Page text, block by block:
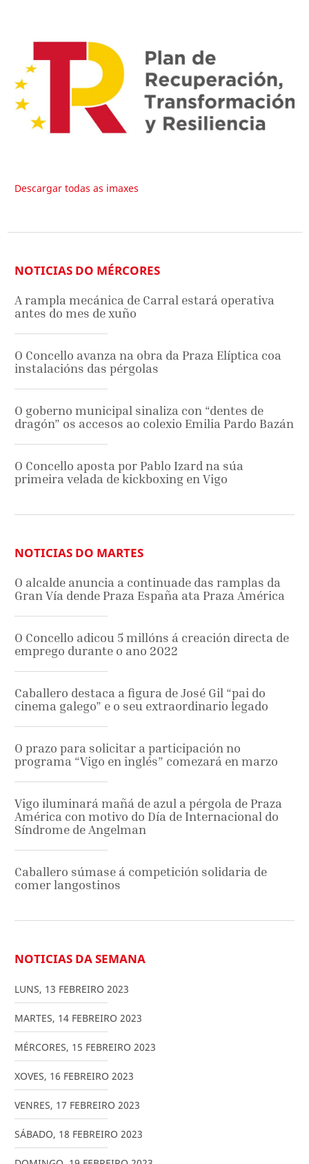
Descargar todas as imaxes
NOTICIAS DO MÉRCORES
A rampla mecánica de Carral estará operativa
antes do mes de xuño
O Concello avanza na obra da Praza Elíptica coa
instalacións das pérgolas
O goberno municipal sinaliza con “dentes de
dragón” os accesos ao colexio Emilia Pardo Bazán
O Concello aposta por Pablo Izard na súa
primeira velada de kickboxing en Vigo
NOTICIAS DO MARTES
O alcalde anuncia a continuade das ramplas da
Gran Vía dende Praza España ata Praza América
O Concello adicou 5 millóns á creación directa de
emprego durante o ano 2022
Caballero destaca a figura de José Gil “pai do
cinema galego” e o seu extraordinario legado
O prazo para solicitar a participación no
programa “Vigo en inglés” comezará en marzo
Vigo iluminará mañá de azul a pérgola de Praza
América con motivo do Día de Internacional do
Síndrome de Angelman
Caballero súmase á competición solidaria de
comer langostinos
NOTICIAS DA SEMANA
LUNS, 13 FEBREIRO 2023
MARTES, 14 FEBREIRO 2023
MÉRCORES, 15 FEBREIRO 2023
XOVES, 16 FEBREIRO 2023
VENRES, 17 FEBREIRO 2023
SÁBADO, 18 FEBREIRO 2023